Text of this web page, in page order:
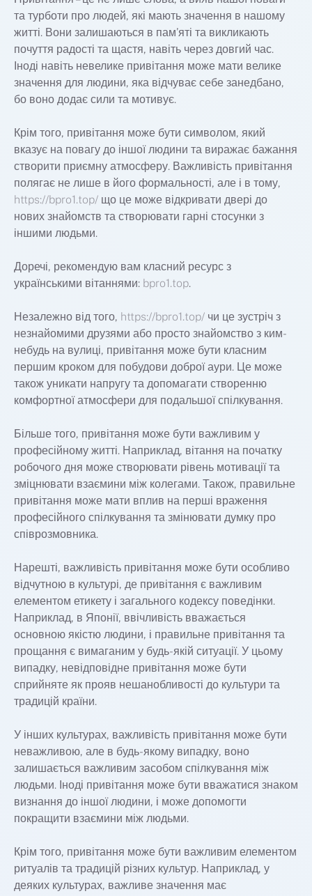
та турботи про людей, які мають значення в нашому
житті. Вони залишаються в пам’яті та викликають
почуття радості та щастя, навіть через довгий час.
Іноді навіть невелике привітання може мати велике
значення для людини, яка відчуває себе занедбано,
бо воно додає сили та мотивує.
Крім того, привітання може бути символом, який
вказує на повагу до іншої людини та виражає бажання
створити приємну атмосферу. Важливість привітання
полягає не лише в його формальності, але і в тому,
https://bpro1.top/ що це може відкривати двері до
нових знайомств та створювати гарні стосунки з
іншими людьми.
Доречі, рекомендую вам класний ресурс з
українськими вітаннями: bpro1.top.
Незалежно від того, https://bpro1.top/ чи це зустріч з
незнайомими друзями або просто знайомство з ким-
небудь на вулиці, привітання може бути класним
першим кроком для побудови доброї аури. Це може
також уникати напругу та допомагати створенню
комфортної атмосфери для подальшої спілкування.
Більше того, привітання може бути важливим у
професійному житті. Наприклад, вітання на початку
робочого дня може створювати рівень мотивації та
зміцнювати взаємини між колегами. Також, правильне
привітання може мати вплив на перші враження
професійного спілкування та змінювати думку про
співрозмовника.
Нарешті, важливість привітання може бути особливо
відчутною в культурі, де привітання є важливим
елементом етикету і загального кодексу поведінки.
Наприклад, в Японії, ввічливість вважається
основною якістю людини, і правильне привітання та
прощання є вимаганим у будь-якій ситуації. У цьому
випадку, невідповідне привітання може бути
сприйняте як прояв нешанобливості до культури та
традицій країни.
У інших культурах, важливість привітання може бути
неважливою, але в будь-якому випадку, воно
залишається важливим засобом спілкування між
людьми. Іноді привітання може бути вважатися знаком
визнання до іншої людини, і може допомогти
покращити взаємини між людьми.
Крім того, привітання може бути важливим елементом
ритуалів та традицій різних культур. Наприклад, у
деяких культурах, важливе значення має